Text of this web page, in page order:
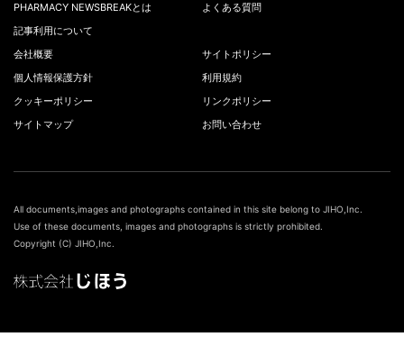
PHARMACY NEWSBREAKとは
よくある質問
記事利用について
会社概要
サイトポリシー
個人情報保護方針
利用規約
クッキーポリシー
リンクポリシー
サイトマップ
お問い合わせ
All documents,images and photographs contained in this site belong to JIHO,Inc.
Use of these documents, images and photographs is strictly prohibited.
Copyright (C) JIHO,Inc.